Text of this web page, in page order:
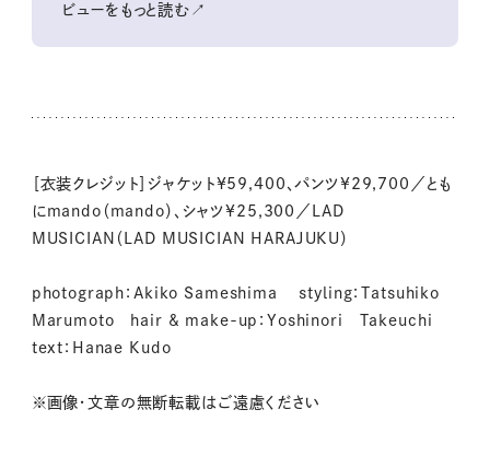
ビューをもっと読む↗
［衣装クレジット］ジャケット¥59,400、パンツ¥29,700／とも
にmando（mando）、シャツ¥25,300／LAD
MUSICIAN（LAD MUSICIAN HARAJUKU）
photograph：Akiko Sameshima styling：Tatsuhiko
Marumoto hair & make-up：Yoshinori Takeuchi
text：Hanae Kudo
※画像・文章の無断転載はご遠慮ください